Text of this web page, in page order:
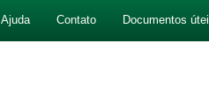
Ajuda Contato Documentos